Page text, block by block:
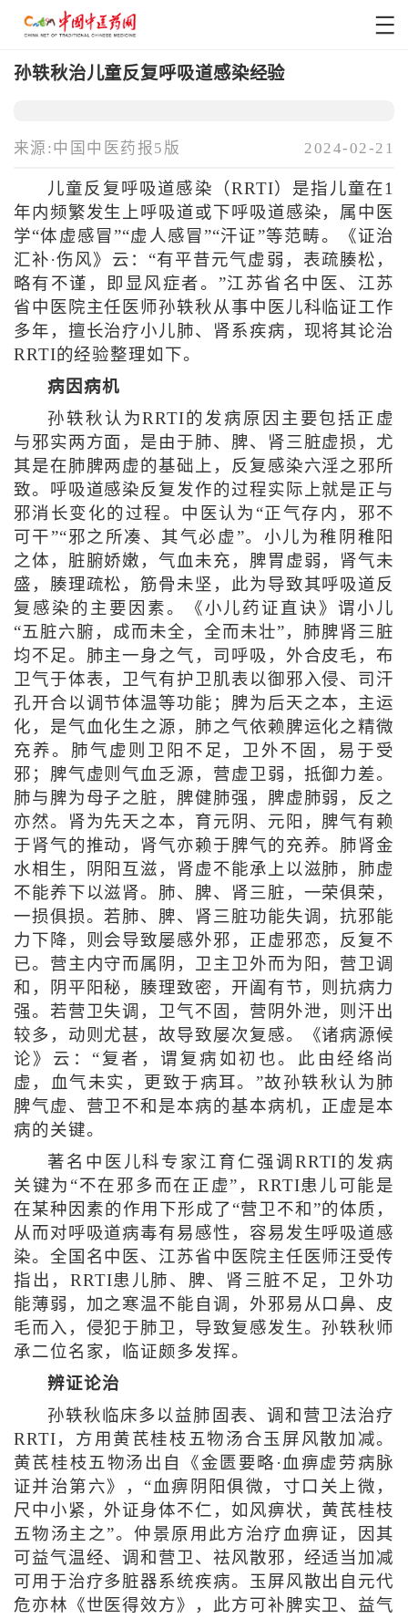
孙轶秋治儿童反复呼吸道感染经验
来源:中国中医药报5版 2024-02-21
儿童反复呼吸道感染（RRTI）是指儿童在1
年内频繁发生上呼吸道或下呼吸道感染，属中医
学“体虚感冒”“虚人感冒”“汗证”等范畴。《证治
汇补·伤风》云：“有平昔元气虚弱，表疏腠松，
略有不谨，即显风症者。”江苏省名中医、江苏
省中医院主任医师孙轶秋从事中医儿科临证工作
多年，擅长治疗小儿肺、肾系疾病，现将其论治
RRTI的经验整理如下。
病因病机
孙轶秋认为RRTI的发病原因主要包括正虚
与邪实两方面，是由于肺、脾、肾三脏虚损，尤
其是在肺脾两虚的基础上，反复感染六淫之邪所
致。呼吸道感染反复发作的过程实际上就是正与
邪消长变化的过程。中医认为“正气存内，邪不
可干”“邪之所凑、其气必虚”。小儿为稚阴稚阳
之体，脏腑娇嫩，气血未充，脾胃虚弱，肾气未
盛，腠理疏松，筋骨未坚，此为导致其呼吸道反
复感染的主要因素。《小儿药证直诀》谓小儿
“五脏六腑，成而未全，全而未壮”，肺脾肾三脏
均不足。肺主一身之气，司呼吸，外合皮毛，布
卫气于体表，卫气有护卫肌表以御邪入侵、司汗
孔开合以调节体温等功能；脾为后天之本，主运
化，是气血化生之源，肺之气依赖脾运化之精微
充养。肺气虚则卫阳不足，卫外不固，易于受
邪；脾气虚则气血乏源，营虚卫弱，抵御力差。
肺与脾为母子之脏，脾健肺强，脾虚肺弱，反之
亦然。肾为先天之本，育元阴、元阳，脾气有赖
于肾气的推动，肾气亦赖于脾气的充养。肺肾金
水相生，阴阳互滋，肾虚不能承上以滋肺，肺虚
不能养下以滋肾。肺、脾、肾三脏，一荣俱荣，
一损俱损。若肺、脾、肾三脏功能失调，抗邪能
力下降，则会导致屡感外邪，正虚邪恋，反复不
已。营主内守而属阴，卫主卫外而为阳，营卫调
和，阴平阳秘，腠理致密，开阖有节，则抗病力
强。若营卫失调，卫气不固，营阴外泄，则汗出
较多，动则尤甚，故导致屡次复感。《诸病源候
论》云：“复者，谓复病如初也。此由经络尚
虚，血气未实，更致于病耳。”故孙轶秋认为肺
脾气虚、营卫不和是本病的基本病机，正虚是本
病的关键。
著名中医儿科专家江育仁强调RRTI的发病
关键为“不在邪多而在正虚”，RRTI患儿可能是
在某种因素的作用下形成了“营卫不和”的体质，
从而对呼吸道病毒有易感性，容易发生呼吸道感
染。全国名中医、江苏省中医院主任医师汪受传
指出，RRTI患儿肺、脾、肾三脏不足，卫外功
能薄弱，加之寒温不能自调，外邪易从口鼻、皮
毛而入，侵犯于肺卫，导致复感发生。孙轶秋师
承二位名家，临证颇多发挥。
辨证论治
孙轶秋临床多以益肺固表、调和营卫法治疗
RRTI，方用黄芪桂枝五物汤合玉屏风散加减。
黄芪桂枝五物汤出自《金匮要略·血痹虚劳病脉
证并治第六》，“血痹阴阳俱微，寸口关上微，
尺中小紧，外证身体不仁，如风痹状，黄芪桂枝
五物汤主之”。仲景原用此方治疗血痹证，因其
可益气温经、调和营卫、祛风散邪，经适当加减
可用于治疗多脏器系统疾病。玉屏风散出自元代
危亦林《世医得效方》，此方可补脾实卫、益气